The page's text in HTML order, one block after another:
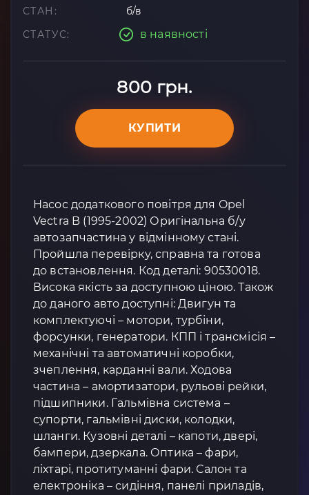
СТАН:
б/в
СТАТУС:
в наявності
800 грн.
КУПИТИ
Насос додаткового повітря для Opel
Vectra B (1995-2002) Оригінальна б/у
автозапчастина у відмінному стані.
Пройшла перевірку, справна та готова
до встановлення. Код деталі: 90530018.
Висока якість за доступною ціною. Також
до даного авто доступні: Двигун та
комплектуючі – мотори, турбіни,
форсунки, генератори. КПП і трансмісія –
механічні та автоматичні коробки,
зчеплення, карданні вали. Ходова
частина – амортизатори, рульові рейки,
підшипники. Гальмівна система –
супорти, гальмівні диски, колодки,
шланги. Кузовні деталі – капоти, двері,
бампери, дзеркала. Оптика – фари,
ліхтарі, протитуманні фари. Салон та
електроніка – сидіння, панелі приладів,